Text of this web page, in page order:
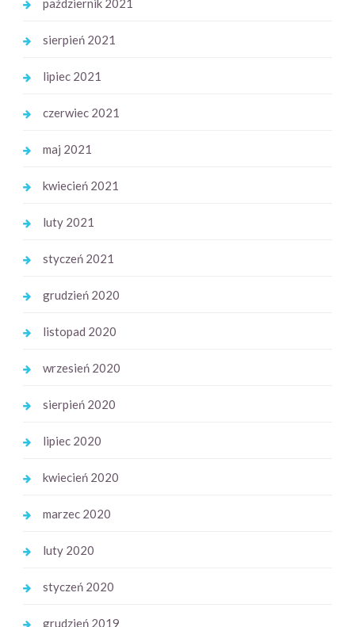
październik 2021
sierpień 2021
lipiec 2021
czerwiec 2021
maj 2021
kwiecień 2021
luty 2021
styczeń 2021
grudzień 2020
listopad 2020
wrzesień 2020
sierpień 2020
lipiec 2020
kwiecień 2020
marzec 2020
luty 2020
styczeń 2020
grudzień 2019